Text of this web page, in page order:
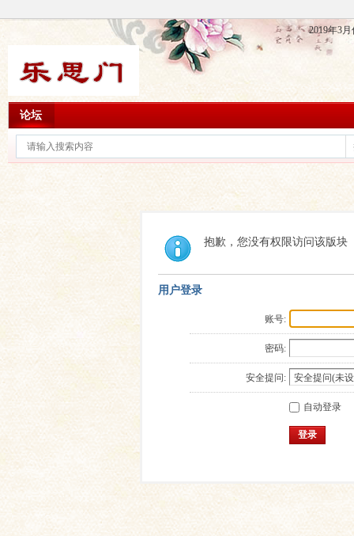
2019年3
论坛
抱歉，您没有权限访问该版块
用户登录
账号:
密码:
安全提问:
自动登录
登录